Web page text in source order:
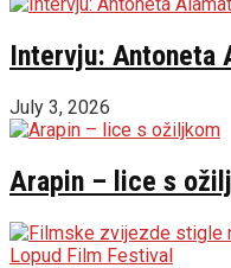
Intervju: Antoneta
July 3, 2026
Arapin – lice s